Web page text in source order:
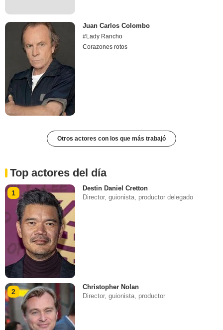
Juan Carlos Colombo
#Lady Rancho
Corazones rotos
Otros actores con los que más trabajó
Top actores del día
1
Destin Daniel Cretton
Director, guionista, productor delegado
2
Christopher Nolan
Director, guionista, productor